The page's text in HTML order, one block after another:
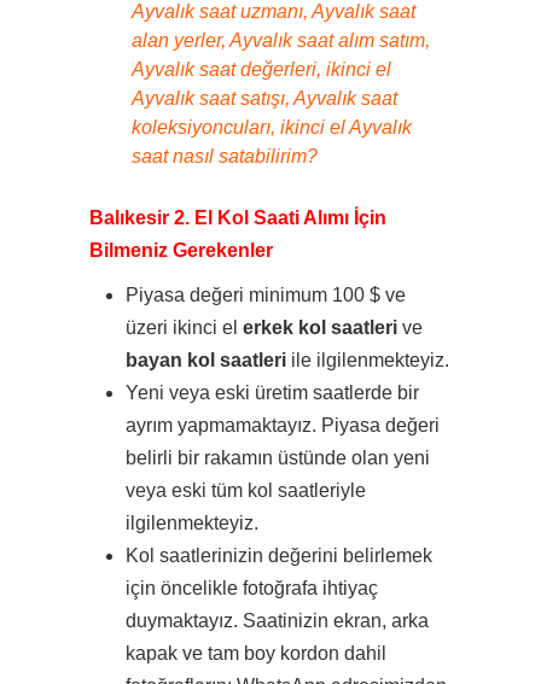
Ayvalık saat uzmanı, Ayvalık saat
alan yerler, Ayvalık saat alım satım,
Ayvalık saat değerleri, ikinci el
Ayvalık saat satışı, Ayvalık saat
koleksiyoncuları, ikinci el Ayvalık
saat nasıl satabilirim?
Balıkesir 2. El Kol Saati Alımı İçin
Bilmeniz Gerekenler
Piyasa değeri minimum 100 $ ve
üzeri ikinci el erkek kol saatleri ve
bayan kol saatleri ile ilgilenmekteyiz.
Yeni veya eski üretim saatlerde bir
ayrım yapmamaktayız. Piyasa değeri
belirli bir rakamın üstünde olan yeni
veya eski tüm kol saatleriyle
ilgilenmekteyiz.
Kol saatlerinizin değerini belirlemek
için öncelikle fotoğrafa ihtiyaç
duymaktayız. Saatinizin ekran, arka
kapak ve tam boy kordon dahil